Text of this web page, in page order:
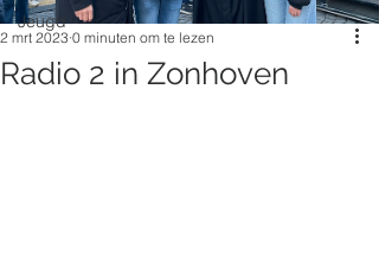
Jeugd
Radio 2 in Zonhoven
2 mrt 2023 0 minuten om te lezen